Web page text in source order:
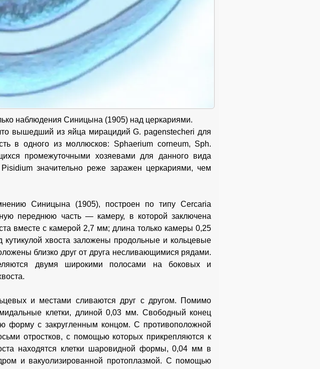
наблюдения Синицына (1905) над церкариями.
вышедший из яйца мирацидий G. pagenstecheri для
в одного из моллюсков: Sphaerium corneum, Sph.
промежуточными хозяевами для данного вида
значительно реже заражен церкариями, чем
Синицына (1905), построен по типу Cercaria
переднюю часть — камеру, в которой заключена
вместе с камерой 2,7 мм; длина только камеры 0,25
хвоста заложены продольные и кольцевые
близко друг от друга несливающимися рядами.
двумя широкими полосами на боковых и
и местами сливаются друг с другом. Помимо
клетки, длиной 0,03 мм. Свободный конец
форму с закругленным концом. С противоположной
отростков, с помощью которых прикрепляются к
находятся клетки шаровидной формы, 0,04 мм в
и вакуолизированной протоплазмой. С помощью